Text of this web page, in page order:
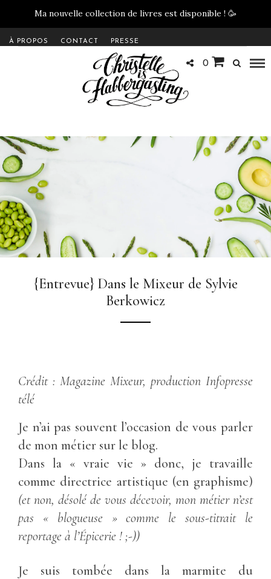
Ma nouvelle collection de livres est disponible ! 🥳
À PROPOS CONTACT PRESSE
0
{Entrevue} Dans le Mixeur de Sylvie
Berkowicz
Crédit : Magazine Mixeur, production Infopresse
télé
Je n’ai pas souvent l’occasion de vous parler
de mon métier sur le blog.
Dans la « vraie vie » donc, je travaille
comme directrice artistique (en graphisme)
(et non, désolé de vous décevoir, mon métier n’est
pas « blogueuse » comme le sous-titrait le
reportage à l’Épicerie ! ;-))
Je suis tombée dans la marmite du